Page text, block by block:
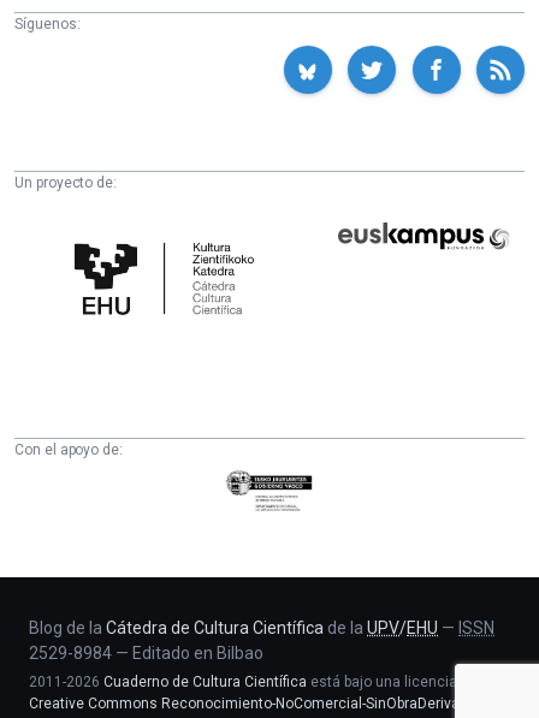
Síguenos:
Un proyecto de:
Cultura
Científica
Fundazioa
Con el apoyo de:
Eusko
Jaurlaritza
eta
Berrikuntza
saila
Blog de la Cátedra de Cultura Científica de la UPV/EHU — ISSN
2529-8984 — Editado en Bilbao
2011-2026 Cuaderno de Cultura Científica está bajo una licencia
Creative Commons Reconocimiento-NoComercial-SinObraDerivada 4.0